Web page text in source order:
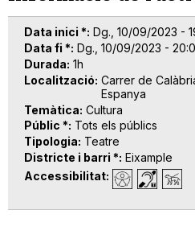
Data inici * Dg., 10/09/2023 -
Data fi * Dg., 10/09/2023 -
Durada 1h
Localització Carrer de
Espanya
Temàtica Cultura
Públic * Tots els públics
Tipologia Teatre
Districte i barri * Eixample
Accessibilitat